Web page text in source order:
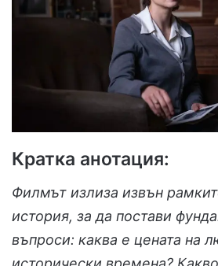
Кратка анотация:
Филмът излиза извън
история, за да постави
въпроси: каква е цената на